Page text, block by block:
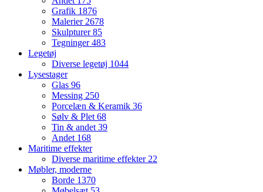
Grafik 1876
Malerier 2678
Skulpturer85
Tegninger483
Legetøj
Diverse legetøj 1044
Lysestager
Glas 96
Messing 250
Porcelæn & Keramik 36
Sølv & Plet 68
Tin & andet 39
Andet 168
Maritime effekter
Diverse maritime effekter 22
Møbler, moderne
Borde 1370